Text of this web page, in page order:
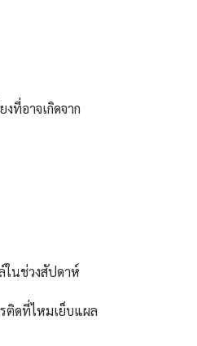
ที่อาจเกิดจาก
ในช่วงสัปดาห์
ติดที่ไหมเย็บแผล